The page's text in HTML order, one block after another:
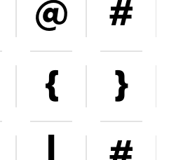
@ #
{ }